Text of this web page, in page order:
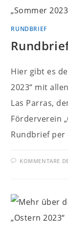
RUNDBRIEF
Hier gibt es
2023“ mit
Las Parras,
Förderverein
Rundbrief per
KOMMENTARE